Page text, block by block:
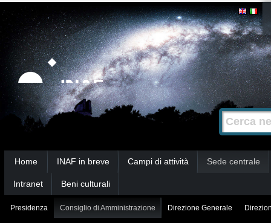
Strumenti
personali
Salta
contenuti.
|
Salta
alla
navigazione
Cerca nel
Ricerca
avanzata…
Home INAF in breve Campi di attività Sede centrale
Intranet Beni culturali
Presidenza Consiglio di Amministrazione Direzione Generale